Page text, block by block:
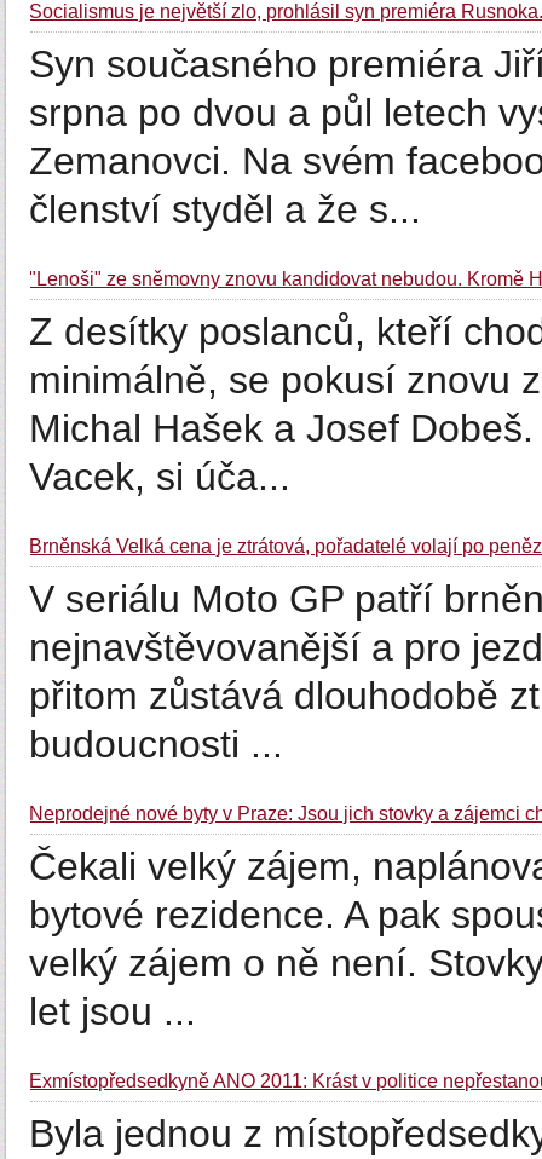
Socialismus je největší zlo, prohlásil syn premiéra
Syn současného premiéra
srpna po dvou a půl letech
Zemanovci. Na svém
členství styděl a že s...
"Lenoši" ze sněmovny znovu kandidovat nebudou. Kromě
Z desítky poslanců, kteří
minimálně, se pokusí znovu
Michal Hašek a Josef
Vacek, si úča...
Brněnská Velká cena je ztrátová, pořadatelé volají po
V seriálu Moto GP patří
nejnavštěvovanější a pro
přitom zůstává dlouhodobě
budoucnosti ...
Neprodejné nové byty v Praze: Jsou jich stovky a zájemci
Čekali velký zájem,
bytové rezidence. A pak
velký zájem o ně není.
let jsou ...
Exmístopředsedkyně ANO 2011: Krást v politice
Byla jednou z